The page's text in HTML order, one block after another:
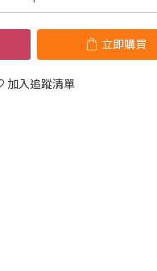
立即購買
加入追蹤清單